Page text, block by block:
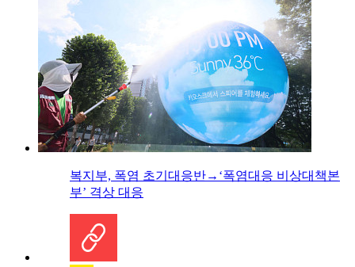
복지부, 폭염 초기대응반→‘폭염대응 비상대책본
부’ 격상 대응